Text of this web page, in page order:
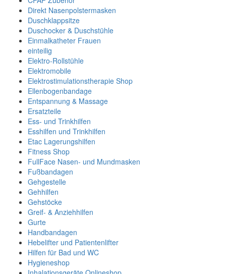
Direkt Nasenpolstermasken
Duschklappsitze
Duschocker & Duschstühle
Einmalkatheter Frauen
einteilig
Elektro-Rollstühle
Elektromobile
Elektrostimulationstherapie Shop
Ellenbogenbandage
Entspannung & Massage
Ersatzteile
Ess- und Trinkhilfen
Esshilfen und Trinkhilfen
Etac Lagerungshilfen
Fitness Shop
FullFace Nasen- und Mundmasken
Fußbandagen
Gehgestelle
Gehhilfen
Gehstöcke
Greif- & Anziehhilfen
Gurte
Handbandagen
Hebelifter und Patientenlifter
Hilfen für Bad und WC
Hygieneshop